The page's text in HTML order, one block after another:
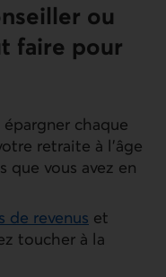
ou
faire pour
chaque
retraite à l’âge
que vous avez en
de revenus et
toucher à la